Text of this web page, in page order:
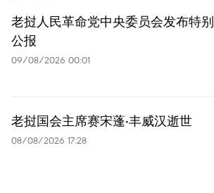
老挝人民革命党中央委员会发布特别
公报
09/08/2026 00:01
老挝国会主席赛宋蓬·丰威汉逝世
08/08/2026 17:28